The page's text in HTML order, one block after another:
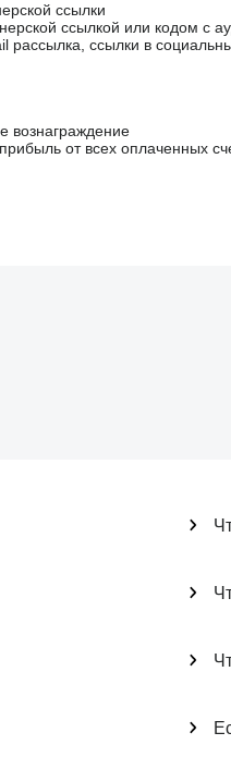
ссылки
ссылкой или кодом с
рассылка, ссылки в
вознаграждение
от всех оплаченных